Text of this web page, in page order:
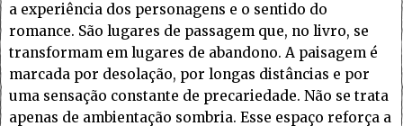
a experiência dos personagens e o sentido do
romance. São lugares de passagem que, no livro, se
transformam em lugares de abandono. A paisagem é
marcada por desolação, por longas distâncias e por
uma sensação constante de precariedade. Não se trata
apenas de ambientação sombria. Esse espaço reforça a